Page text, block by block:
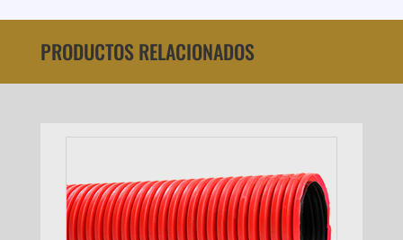
PRODUCTOS RELACIONADOS